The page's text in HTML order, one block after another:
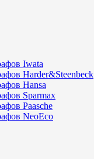
Iwata
Harder&Steenbeck
Hansa
Sparmax
Paasche
NeoEco